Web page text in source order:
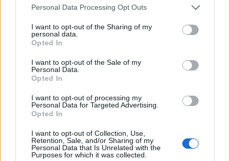
Please note that this website/app uses one or more Google
not limited to your visit or usage behaviour. You may click to
grant or deny consent to Google and its third-party tags to
use your data for below specified purposes in below Google
consent section.
Personal Data Processing Opt Outs
I want to opt-out of the Sharing of my
personal data.
Opted In
I want to opt-out of the Sale of my
Personal Data.
Opted In
I want to opt-out of processing my
Personal Data for Targeted Advertising.
Opted In
I want to opt-out of Collection, Use,
Retention, Sale, and/or Sharing of my
Personal Data that Is Unrelated with the
Purposes for which it was collected.
Szívpörkölt - lépésekben
Havasilive•
Az ország egyik leghíresebb éttermében a kínálat
nagyanyáink és anyáink ételei ...